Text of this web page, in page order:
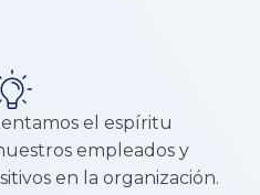
el espíritu
empleados y
en la organización.